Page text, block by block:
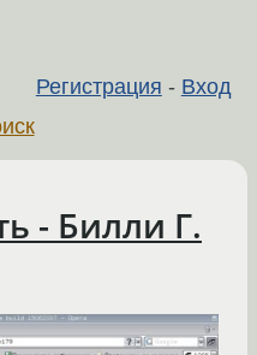
Регистрация - Вход
- Билли Г.